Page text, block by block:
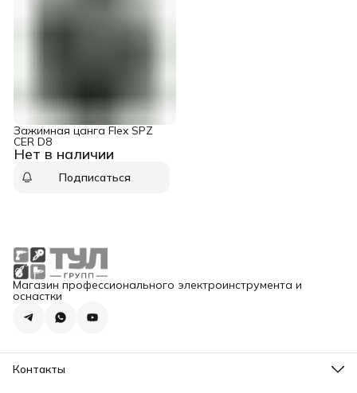
Нет в наличии
Зажимная цанга Flex SPZ
CER D8
Подписаться
Магазин профессионального электроинструмента и
оснастки
Контакты